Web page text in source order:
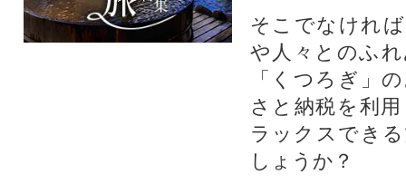
そこでなけれ
や人々とのふ
「くつろぎ」
さと納税を利
ラックスでき
しょうか？